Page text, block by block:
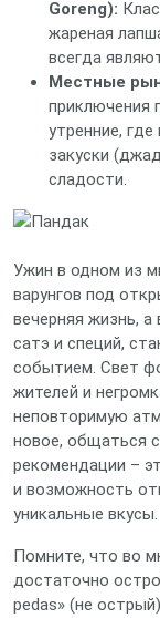
Goreng):
жареная
всегда
Местные
приключения
утренние,
закуски
сладости.
Ужин в одном из
варунгов под
вечерняя жизнь,
сатэ и специй,
событием. Свет
жителей и
неповторимую
новое, общаться
рекомендации –
и возможность
уникальные вкусы.
Помните, что во
достаточно
pedas» (не